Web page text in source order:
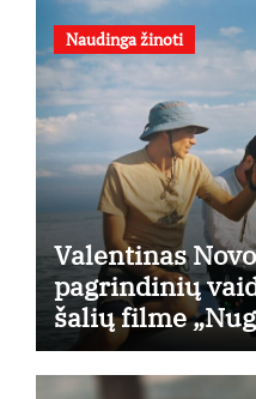
Naudinga žinoti
Valentinas
pagrindinių
šalių filme
kino teatruose
osios